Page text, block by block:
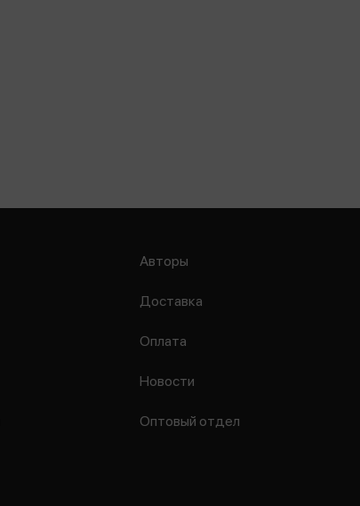
Авторы
Доставка
Оплата
Новости
Оптовый отдел